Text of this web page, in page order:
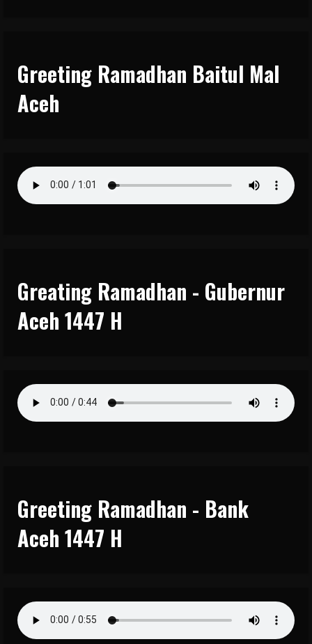
Greeting Ramadhan Baitul Mal
Aceh
Greating Ramadhan - Gubernur
Aceh 1447 H
Greeting Ramadhan - Bank
Aceh 1447 H